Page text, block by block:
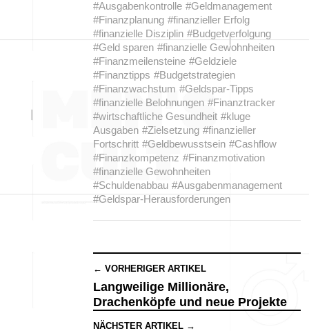
#Ausgabenkontrolle #Geldmanagement
#Finanzplanung #finanzieller Erfolg
#finanzielle Disziplin #Budgetverfolgung
#Geld sparen #finanzielle Gewohnheiten
#Finanzmeilensteine #Geldziele
#Finanztipps #Budgetstrategien
#Finanzwachstum #Geldspar-Tipps
#finanzielle Belohnungen #Finanztracker
#wirtschaftliche Gesundheit #kluge
Ausgaben #Zielsetzung #finanzieller
Fortschritt #Geldbewusstsein #Cashflow
#Finanzkompetenz #Finanzmotivation
#finanzielle Gewohnheiten
#Schuldenabbau #Ausgabenmanagement
#Geldspar-Herausforderungen
← VORHERIGER ARTIKEL
Langweilige Millionäre,
Drachenköpfe und neue Projekte
NÄCHSTER ARTIKEL →